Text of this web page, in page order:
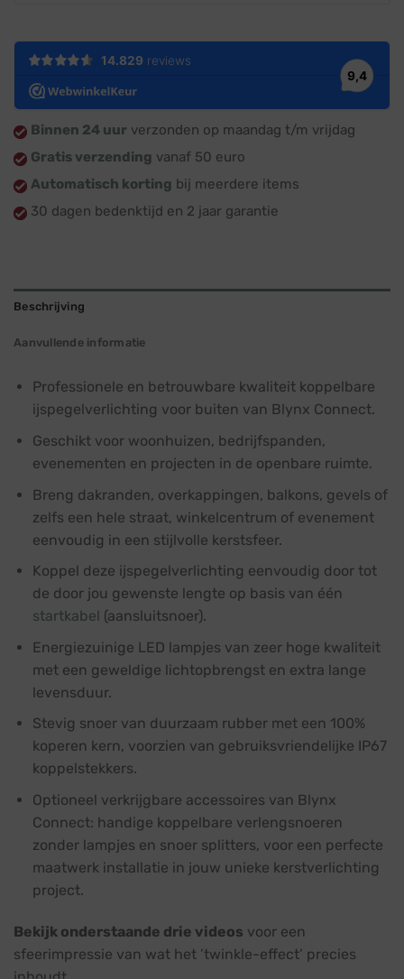
Binnen 24 uur verzonden op maandag t/m vrijdag
Gratis verzending vanaf 50 euro
Automatisch korting bij meerdere items
30 dagen bedenktijd en 2 jaar garantie
Beschrijving
Aanvullende informatie
Professionele en betrouwbare kwaliteit koppelbare
ijspegelverlichting voor buiten van Blynx Connect.
Geschikt voor woonhuizen, bedrijfspanden,
evenementen en projecten in de openbare ruimte.
Breng dakranden, overkappingen, balkons, gevels of
zelfs een hele straat, winkelcentrum of evenement
eenvoudig in een stijlvolle kerstsfeer.
Koppel deze ijspegelverlichting eenvoudig door tot
de door jou gewenste lengte op basis van één
startkabel (aansluitsnoer).
Energiezuinige LED lampjes van zeer hoge kwaliteit
met een geweldige lichtopbrengst en extra lange
levensduur.
Stevig snoer van duurzaam rubber met een 100%
koperen kern, voorzien van gebruiksvriendelijke IP67
koppelstekkers.
Optioneel verkrijgbare accessoires van Blynx
Connect: handige koppelbare verlengsnoeren
zonder lampjes en snoer splitters, voor een perfecte
maatwerk installatie in jouw unieke kerstverlichting
project.
Bekijk onderstaande drie videos voor een
sfeerimpressie van wat het ’twinkle-effect’ precies